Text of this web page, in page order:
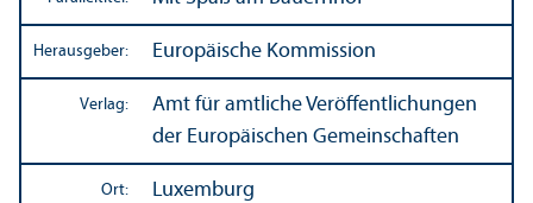
Herausgeber: Europäische Kommission
Verlag:
Amt für amtliche Veröffentlichungen
der Europäischen Gemeinschaften
Ort: Luxemburg